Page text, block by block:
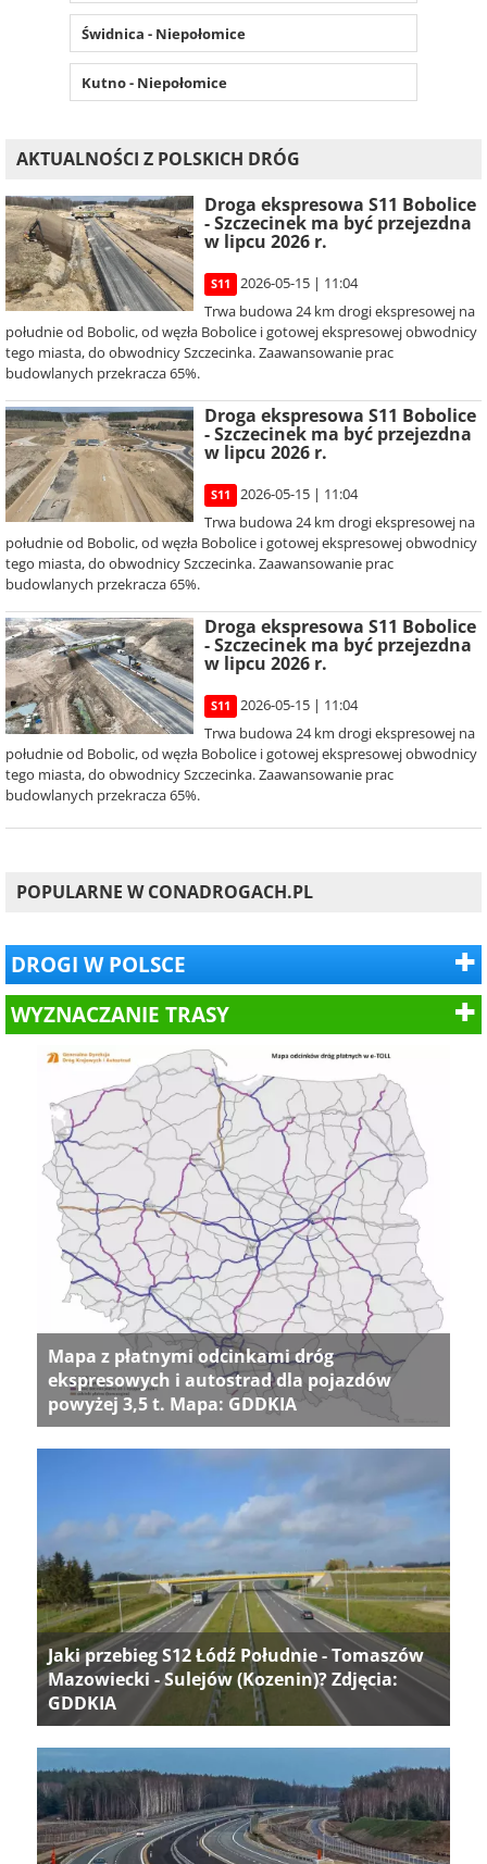
Świdnica - Niepołomice
Kutno - Niepołomice
AKTUALNOŚCI Z POLSKICH DRÓG
Droga ekspresowa S11 Bobolice
- Szczecinek ma być przejezdna
w lipcu 2026 r.
S11
2026-05-15 | 11:04
Trwa budowa 24 km drogi ekspresowej na
południe od Bobolic, od węzła Bobolice i gotowej ekspresowej obwodnicy
tego miasta, do obwodnicy Szczecinka. Zaawansowanie prac
budowlanych przekracza 65%.
Droga ekspresowa S11 Bobolice
- Szczecinek ma być przejezdna
w lipcu 2026 r.
S11
2026-05-15 | 11:04
Trwa budowa 24 km drogi ekspresowej na
południe od Bobolic, od węzła Bobolice i gotowej ekspresowej obwodnicy
tego miasta, do obwodnicy Szczecinka. Zaawansowanie prac
budowlanych przekracza 65%.
Droga ekspresowa S11 Bobolice
- Szczecinek ma być przejezdna
w lipcu 2026 r.
S11
2026-05-15 | 11:04
Trwa budowa 24 km drogi ekspresowej na
południe od Bobolic, od węzła Bobolice i gotowej ekspresowej obwodnicy
tego miasta, do obwodnicy Szczecinka. Zaawansowanie prac
budowlanych przekracza 65%.
POPULARNE W CONADROGACH.PL
DROGI W POLSCE
WYZNACZANIE TRASY
Mapa z płatnymi odcinkami dróg
ekspresowych i autostrad dla pojazdów
powyżej 3,5 t. Mapa: GDDKIA
Jaki przebieg S12 Łódź Południe - Tomaszów
Mazowiecki - Sulejów (Kozenin)? Zdjęcia:
GDDKIA